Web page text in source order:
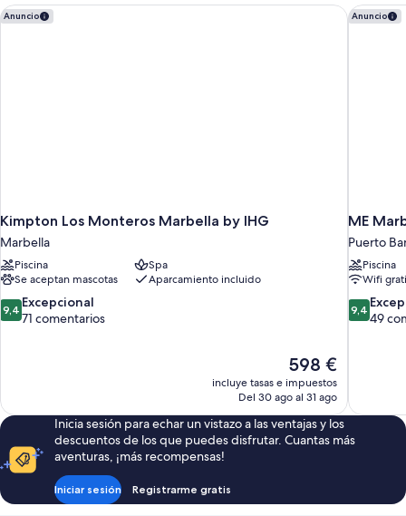
individuales
Anuncio
Kimpton Los Monteros Marbella by IHG
Marbella
Piscina
Spa
Se aceptan mascotas
Aparcamiento incluido
9.4
sobre
9,4 Excepcional
71 comentarios
El
precio
actual
de
598 €
598 €
incluye tasas e impuestos
Del 30 ago al 31 ago
Kimpton Los Monteros Marbella by IHG Anuncio
ME
Puerto
Piscina
Wifi
9.4
sobre
9,4
49
ME
Inicia sesión para echar un vistazo a las ventajas y los
descuentos de los que puedes disfrutar. Cuantas más
aventuras, ¡más recompensas!
Iniciar sesión Registrarme gratis